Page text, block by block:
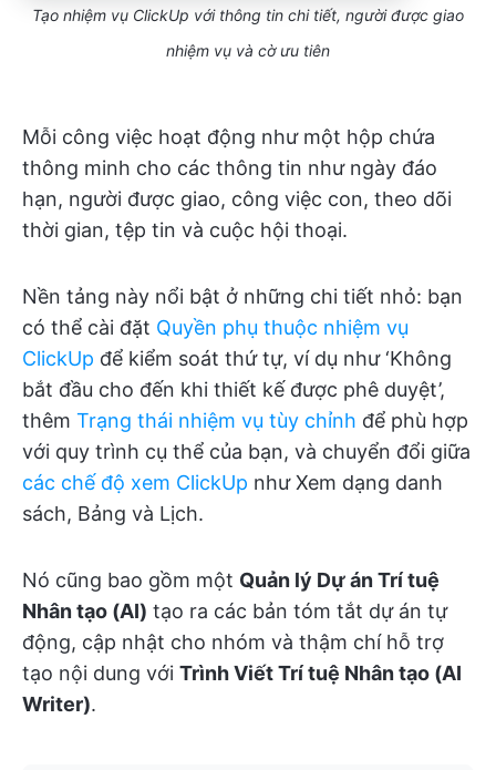
Tạo nhiệm vụ ClickUp với thông tin chi tiết, người được giao
nhiệm vụ và cờ ưu tiên
Mỗi công việc hoạt động như một hộp chứa
thông minh cho các thông tin như ngày đáo
hạn, người được giao, công việc con, theo dõi
thời gian, tệp tin và cuộc hội thoại.
Nền tảng này nổi bật ở những chi tiết nhỏ: bạn
có thể cài đặt Quyền phụ thuộc nhiệm vụ
ClickUp để kiểm soát thứ tự, ví dụ như ‘Không
bắt đầu cho đến khi thiết kế được phê duyệt’,
thêm Trạng thái nhiệm vụ tùy chỉnh để phù hợp
với quy trình cụ thể của bạn, và chuyển đổi giữa
các chế độ xem ClickUp như Xem dạng danh
sách, Bảng và Lịch.
Nó cũng bao gồm một Quản lý Dự án Trí tuệ
Nhân tạo (AI) tạo ra các bản tóm tắt dự án tự
động, cập nhật cho nhóm và thậm chí hỗ trợ
tạo nội dung với Trình Viết Trí tuệ Nhân tạo (AI
Writer).